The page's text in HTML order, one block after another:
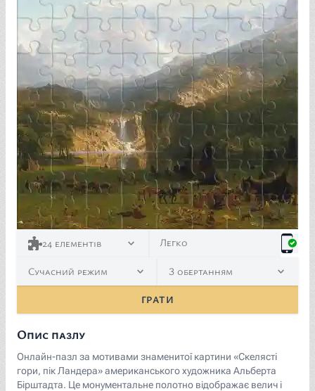
<p><a href="https://commons.wikimedia.org/wiki/
24 елементів Легко
Сучасний режим З обертанням
ГРАТИ
Опис пазлу
Онлайн-пазл за мотивами знаменитої картини «Скелясті
гори, пік Ландера» американського художника Альберта
Бірштадта. Це монументальне полотно відображає велич і